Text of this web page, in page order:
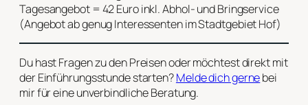
Tagesangebot = 42 Euro inkl. Abhol- und Bringservice
(Angebot ab genug Interessenten im Stadtgebiet Hof)
Du hast Fragen zu den Preisen oder möchtest direkt mit
der Einführungsstunde starten?Melde dich gernebei
mir für eine unverbindliche Beratung.